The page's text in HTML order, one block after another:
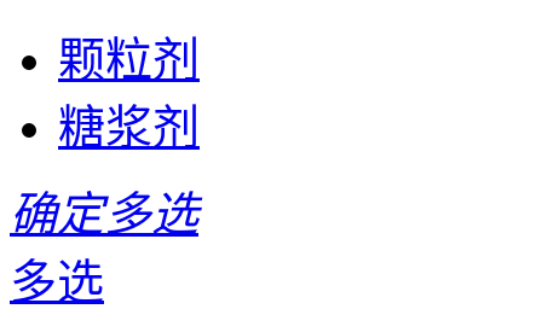
颗粒剂
糖浆剂
确定多选
多选